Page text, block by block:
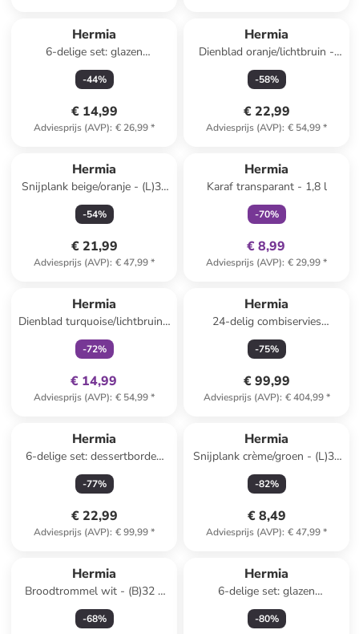
Hermia
6-delige set: glazen
transparant - 365 ml
-44%
€ 14,99
Adviesprijs (AVP): € 26,99*
Hermia
Dienblad oranje/lichtbruin -
(L)34 x (B)18 cm
-58%
€ 22,99
Adviesprijs (AVP): € 54,99*
Hermia
Snijplank beige/oranje - (L)30
x (B)20 cm
-54%
€ 21,99
Adviesprijs (AVP): € 47,99*
Hermia
Karaf transparant - 1,8 l
-70%
€ 8,99
Adviesprijs (AVP): € 29,99*
Hermia
Dienblad turquoise/lichtbruin -
(L)34 x (B)18 cm
-72%
€ 14,99
Adviesprijs (AVP): € 54,99*
Hermia
24-delig combiservies
wit/groen
-75%
€ 99,99
Adviesprijs (AVP): € 404,99*
Hermia
6-delige set: dessertborden
wit/groen - Ø 21 cm
-77%
€ 22,99
Adviesprijs (AVP): € 99,99*
Hermia
Snijplank crème/groen - (L)30
x (B)20 cm
-82%
€ 8,49
Adviesprijs (AVP): € 47,99*
Hermia
Broodtrommel wit - (B)32 x
(H)13 cm
-68%
Hermia
6-delige set: glazen
transparant - 360 ml
-80%